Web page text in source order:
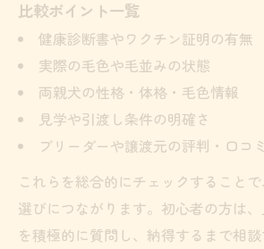
比較ポイント一覧
健康診断書やワクチン証明の有無
実際の毛色や毛並みの状態
両親犬の性格・体格・毛色情報
見学や引渡し条件の明確さ
ブリーダーや譲渡元の評判・口コミ
これらを総合的にチェックすること
選びにつながります。初心者の方は
を積極的に質問し、納得するまで相